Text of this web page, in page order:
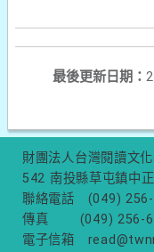
最後更新日期：
財團法人台灣閱讀文
542 南投縣草屯鎮中
聯絡電話
(049)
傳真
(049) 256-
電子信箱